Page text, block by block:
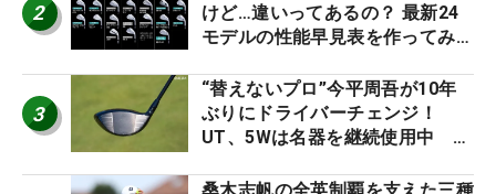
2
けど…違いってあるの？ 最新24
モデルの性能早見表を作ってみ
3
“替えないプロ”今平周吾が10年
ぶりにドライバーチェンジ！
UT、5Wは名器を継続使用中 #